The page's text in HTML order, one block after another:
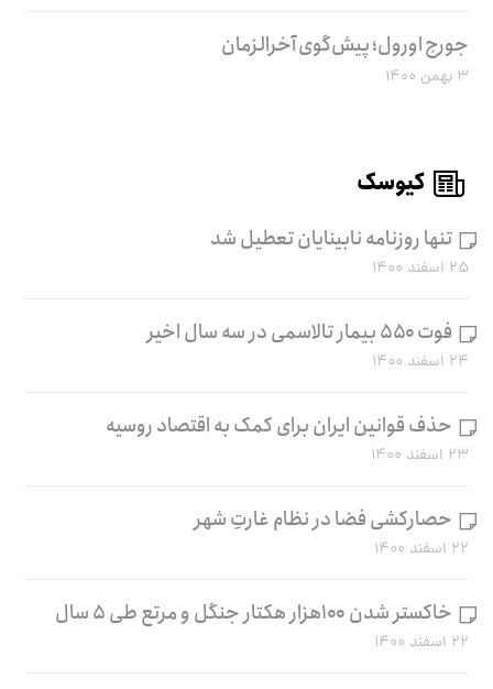
جورج اورول؛ پیش‌گوی آخرالزمان
۳ بهمن ۱۴۰۰
کیوسک
تنها روزنامه نابینایان تعطیل شد
۲۵ اسفند ۱۴۰۰
فوت ۵۵۰ بیمار تالاسمی در سه سال اخیر
۲۴ اسفند ۱۴۰۰
حذف قوانین ایران برای کمک به اقتصاد روسیه
۲۳ اسفند ۱۴۰۰
حصارکشی فضا در نظام غارتِ شهر
۲۲ اسفند ۱۴۰۰
خاکستر شدن ۱۰۰هزار هکتار جنگل و مرتع طی ۵ سال
۲۲ اسفند ۱۴۰۰